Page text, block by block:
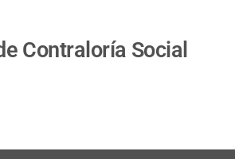
Contraloría Social